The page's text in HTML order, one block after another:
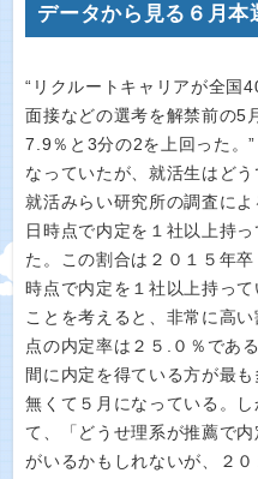
データから見る６月本
“リクルートキャリアが全国
面接などの選考を解禁前の5
7.9％と3分の2を上回った。
なっていたが、就活生はどう
就活みらい研究所の調査に
日時点で内定を１社以上持
た。この割合は２０１５年
時点で内定を１社以上持っ
ことを考えると、非常に高
点の内定率は２５.０％であ
間に内定を得ている方が最
無くて５月になっている。
て、「どうせ理系が推薦で
がいるかもしれないが、２